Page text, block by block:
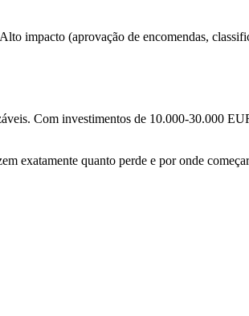
impacto (aprovação de encomendas,
Com investimentos de 10.000-30.000
exatamente quanto perde e por onde